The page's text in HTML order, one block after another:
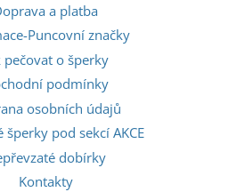
a platba
Puncovní značky
pečovat o šperky
podmínky
osobních údajů
šperky pod sekcí AKCE
dobírky
Kontakty